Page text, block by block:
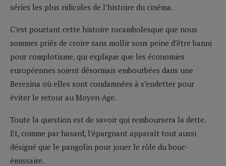
séries les plus ridicules de l’histoire du cinéma.
C’est pourtant cette histoire rocambolesque que nous
sommes priés de croire sans mollir sous peine d’être banni
pour complotisme, qui explique que les économies
européennes soient désormais embourbées dans une
Berezina où elles sont condamnées à s’endetter pour
éviter le retour au Moyen-Age.
Toute la question est de savoir qui remboursera la dette.
Et, comme par hasard, l’épargnant apparaît tout aussi
désigné que le pangolin pour jouer le rôle du bouc-
émissaire.